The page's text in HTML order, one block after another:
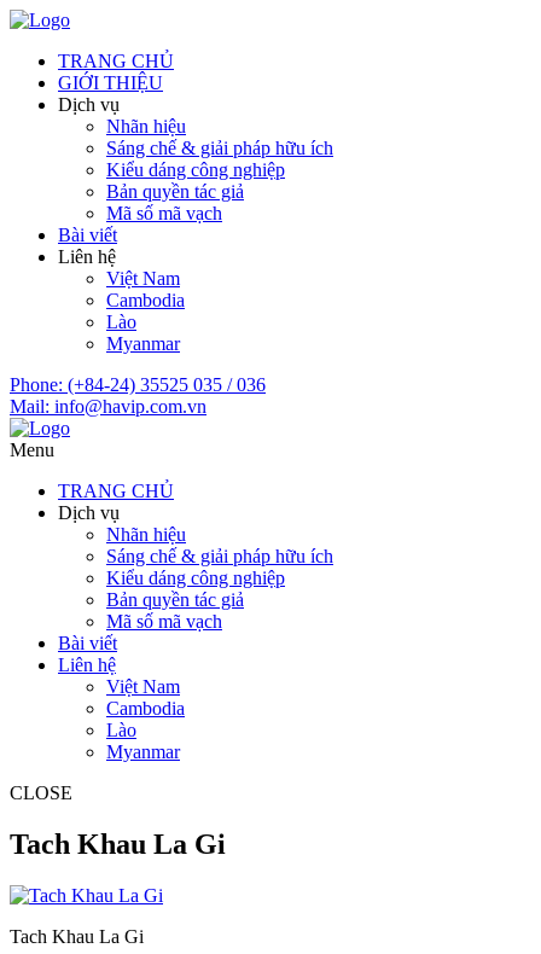
TRANG CHỦ
GIỚI THIỆU
Dịch vụ
Nhãn hiệu
Sáng chế & giải pháp hữu ích
Kiểu dáng công nghiệp
Bản quyền tác giả
Mã số mã vạch
Bài viết
Liên hệ
Việt Nam
Cambodia
Lào
Myanmar
Phone: (+84-24) 35525 035 / 036
Mail: info@havip.com.vn
Menu
TRANG CHỦ
Dịch vụ
Nhãn hiệu
Sáng chế & giải pháp hữu ích
Kiểu dáng công nghiệp
Bản quyền tác giả
Mã số mã vạch
Bài viết
Liên hệ
Việt Nam
Cambodia
Lào
Myanmar
CLOSE
Tach Khau La Gi
Tach Khau La Gi